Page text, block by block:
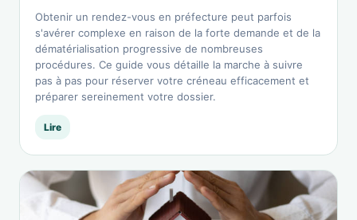
Obtenir un rendez-vous en préfecture peut parfois
s'avérer complexe en raison de la forte demande et de la
dématérialisation progressive de nombreuses
procédures. Ce guide vous détaille la marche à suivre
pas à pas pour réserver votre créneau efficacement et
préparer sereinement votre dossier.
Lire